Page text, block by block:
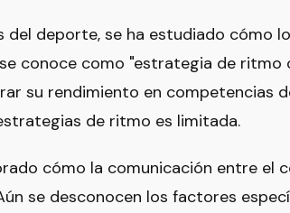
del deporte, se ha estudiado cómo
conoce como "estrategia de ritmo
su rendimiento en competencias
de ritmo es limitada.
cómo la comunicación entre el
se desconocen los factores